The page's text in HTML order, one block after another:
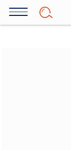
Salta